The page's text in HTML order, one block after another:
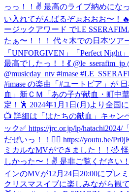
っっ！！✌️ 最高のライブ納めにな
い入れてがんばるぞぉおおお〜！🔥
ージックアワード でLE
たぁ〜！！！ 代々木での日本ツア
「UNFORGIVEN」「Perfect Night
最高でしたっ！！💃 @le_sserafim_jp
@musicday_ntv #imase
#imase の楽曲「#ユートピア」が
血」新ＣＭ「あの子が献血・町中
定！🕺 2024年1月1日(月)より全国
📺 詳細は「はたちの献血」キャン
ック✅ https://jrc.or.jp/lp/hatachi2024/
だぜいっ！！🦸‍♀️ https://youtu.be/
ミカルなMVができました！！🤣
しかった〜！✌️ 是非ご覧ください
インのMVが12月24日20:00にプレ
クリスマスイブに楽しみながら観